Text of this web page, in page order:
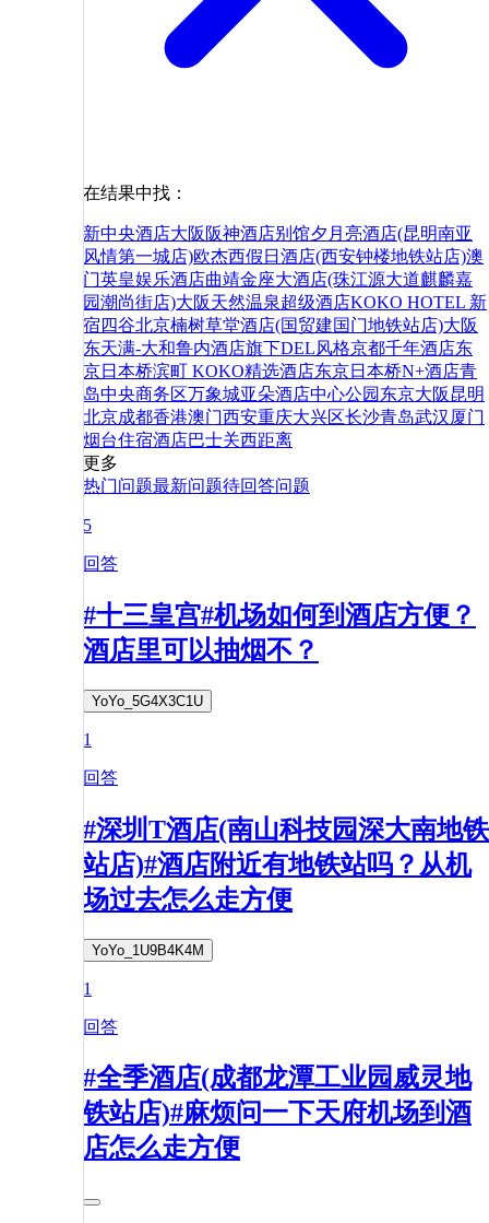
在结果中找：
新中央酒店大阪阪神酒店别馆夕月亮酒店(昆明南亚
风情第一城店)欧杰西假日酒店(西安钟楼地铁站店)澳
门英皇娱乐酒店曲靖金座大酒店(珠江源大道麒麟嘉
园潮尚街店)大阪天然温泉超级酒店KOKO HOTEL 新
宿四谷北京楠树草堂酒店(国贸建国门地铁站店)大阪
东天满-大和鲁内酒店旗下DEL风格京都千年酒店东
京日本桥滨町 KOKO精选酒店东京日本桥N+酒店青
岛中央商务区万象城亚朵酒店中心公园 东京大阪昆明
北京成都香港澳门西安重庆大兴区长沙青岛武汉 厦门
烟台住宿酒店巴士关西距离
更多
热门问题最新问题待回答问题
5
回答
#十三皇宫#机场如何到酒店方便？
酒店里可以抽烟不？
YoYo_5G4X3C1U
1
回答
#深圳T酒店(南山科技园深大南地铁
站店)#酒店附近有地铁站吗？从机
场过去怎么走方便
YoYo_1U9B4K4M
1
回答
#全季酒店(成都龙潭工业园威灵地
铁站店)#麻烦问一下天府机场到酒
店怎么走方便